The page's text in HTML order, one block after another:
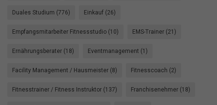
Duales Studium (776) Einkauf (26)
Empfangsmitarbeiter Fitnessstudio (10) EMS-Trainer (21)
Ernährungsberater (18) Eventmanagement (1)
Facility Management / Hausmeister (8) Fitnesscoach (2)
Fitnesstrainer / Fitness Instruktor (137) Franchisenehmer (18)